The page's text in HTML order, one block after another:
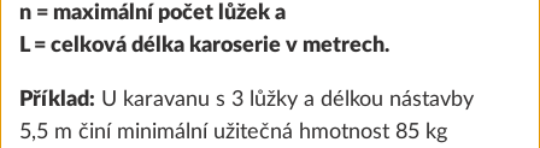
n = maximální počet lůžek a
L = celková délka karoserie v metrech.
Příklad: U karavanu s 3 lůžky a délkou nástavby
5,5 m činí minimální užitečná hmotnost 85 kg